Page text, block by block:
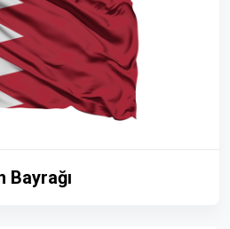
Bayrağı